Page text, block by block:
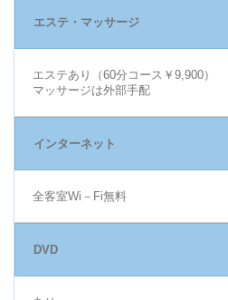
エステ・マッサージ
エステあり（60分コース￥9,900）
マッサージは外部手配
インターネット
全客室Wi－Fi無料
DVD